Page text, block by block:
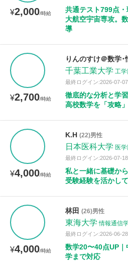
¥2,000/時給
共通テスト799点
大航空宇宙専攻。
導
¥2,700/時給
りんのすけ＠数学･
千葉工業大学 工
最終ログイン:2026-07-07
徹底的な分析と学
高校数学を「攻略
¥4,000/時給
K.H (22)男性
日本医科大学 医
最終ログイン:2026-07-18
私と一緒に基礎か
受験経験を活かし
¥4,000/時給
林田 (26)男性
東海大学 情報通信
最終ログイン:2026-06-28
数学20〜40点UP
学まで対応